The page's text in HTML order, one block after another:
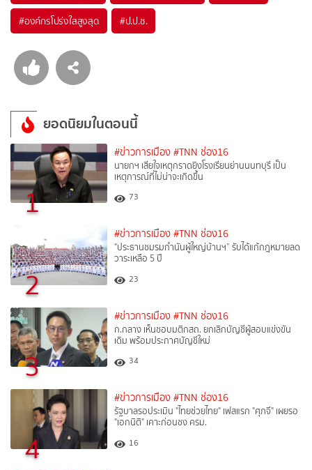
#องค์กรโปร่งใสสูงสุด #ป.ป.ช.
ยอดนิยมในตอนนี้
1
#ข่าวการเมือง #TNN ช่อง16
นายกฯ เสียใจเหตุกราดยิงโรงเรียนย่านนนทบุรี เป็น
เหตุการณ์ที่ไม่น่าจะเกิดขึ้น
73
2
#ข่าวการเมือง #TNN ช่อง16
"ประธานชมรมกำนันผู้ใหญ่บ้านฯ” รับได้แก้กฎหมายลด
วาระเหลือ 5 ปี
23
3
#ข่าวการเมือง #TNN ช่อง16
ก.กลาง เห็นชอบมติกสถ. ยกเลิกบัญชีผู้สอบแข่งขัน
เดิม พร้อมประกาศบัญชีใหม่
34
4
#ข่าวการเมือง #TNN ช่อง16
รัฐบาลรอประเมิน "ไทยช่วยไทย" เฟสแรก "ศุภจี" เผยรอ
"เอกนิติ" เคาะก่อนชง ครม.
16